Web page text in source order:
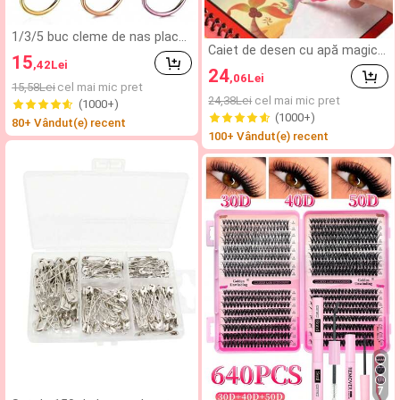
1/3/5 buc cleme de nas placat
e cu aur de 14K în formă de D,
stil punk, inel de sept nazal din
oțel inoxidabil, potrivite pentru
adolescenți
15,42Lei
15,58Lei cel mai mic pret
(1000+)
80+ Vândut(e) recent
Caiet de desen cu apă magică,
carte de colorat și carte de pi
ctură, nou, potrivit pentru cad
ouri de zi de naștere, Crăciun
și Anul Nou, caiet de desen pe
ntru copii, jucărie educațională
24,06Lei
24,38Lei cel mai mic pret
(1000+)
100+ Vândut(e) recent
7